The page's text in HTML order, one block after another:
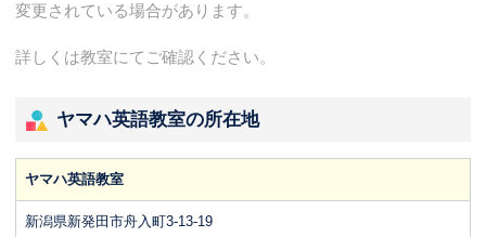
変更されている場合があります。
詳しくは教室にてご確認ください。
ヤマハ英語教室の所在地
ヤマハ英語教室
新潟県新発田市舟入町3-13-19